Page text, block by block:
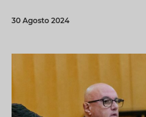
30 Agosto 2024